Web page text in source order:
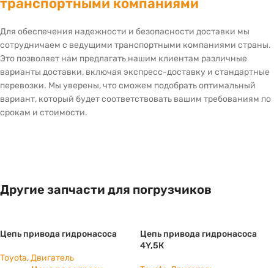
транспортными компаниями
Для обеспечения надежности и безопасности доставки мы
сотрудничаем с ведущими транспортными компаниями страны.
Это позволяет нам предлагать нашим клиентам различные
варианты доставки, включая экспресс-доставку и стандартные
перевозки. Мы уверены, что сможем подобрать оптимальный
вариант, который будет соответствовать вашим требованиям по
срокам и стоимости.
Другие запчасти для погрузчиков
Цепь привода гидронасоса
Toyota,Двигатель
Цепь привода гидронасоса
4Y,5К